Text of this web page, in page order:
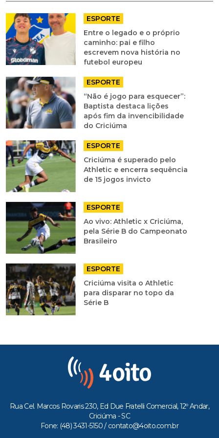
ESPORTE
Entre o legado e o próprio
caminho: pai e filho
escrevem nova história no
futebol europeu
ESPORTE
“Não é jogo para esquecer”:
Baptista destaca lições
após fim da invencibilidade
do Criciúma
ESPORTE
Criciúma é superado pelo
Athletic e encerra sequência
de 15 jogos invicto
ESPORTE
Ao vivo: Athletic x Criciúma,
pela Série B do Campeonato
Brasileiro
ESPORTE
Criciúma visita o Athletic
para disparar no topo da
Série B
Rua Cel. Marcos Rovaris 230, Ed Due Fratelli Comercial, 12º Andar,
Criciúma - SC
Fone: (48) 3431-5150 / contato@4oito.com.br